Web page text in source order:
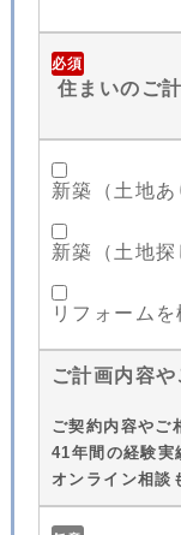
必須
住まいのご
新築（土地あ
新築（土地
リフォームを
ご計画内容
ご契約内容やご
41年間の経験実
オンライン相談